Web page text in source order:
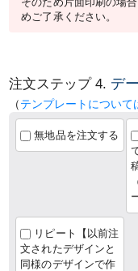
めご了承ください。
注文ステップ 4. デ
（テンプレートについて
無地品を注文する
リピート【以前注
文されたデザインと
同様のデザインで作